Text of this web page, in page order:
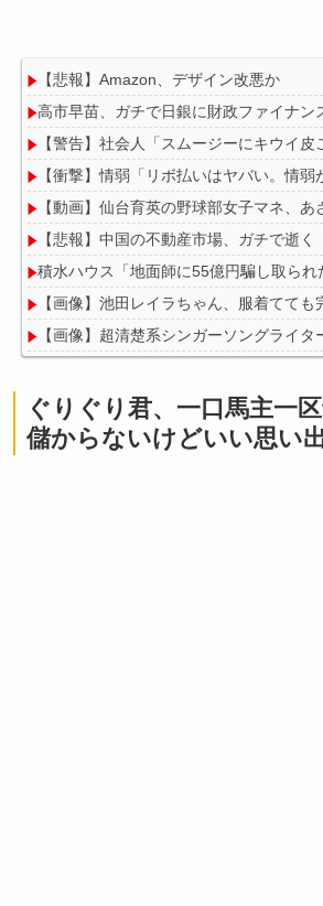
【悲報】Amazon、デザイン改悪か
高市早苗、ガチで日銀に財政ファイナ
【警告】社会人「スムージーにキウイ
【衝撃】情弱「リボ払いはヤバい。
【動画】仙台育英の野球部女子マネ、
【悲報】中国の不動産市場、ガチで逝く
積水ハウス「地面師に55億円騙し取ら
【画像】池田レイラちゃん、服着てて
【画像】超清楚系シンガーソングライ
【動画】大阪府警に射殺されたオッサ
ぐりぐり君、一口馬主一
儲からないけどいい思い